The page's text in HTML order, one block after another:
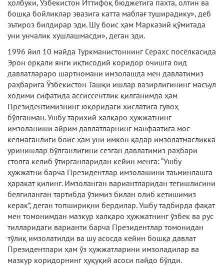
ҳолбуки, Ўзбекистон Иттифоқ бюджетига пахта, олтин ва
бошқа бойликлар эвазига катта маблағ туширадику», деб
эътироз билдирар эди. Шу боис ҳам Марказий қўмитада
уни унчалик хушлашмасди», деган эди.
1996 йил 10 майда Туркманистоннинг Серахс посёлкасида
Эрон орқали янги иқтисодий коридор очишга оид
давлатлараро шартномани имзолашда мен давлатимиз
раҳбарига Ўзбекистон Ташқи ишлар вазирлигининг масъул
ходими сифатида ассиссентлик қилганимда ҳам
Президентимизнинг юқоридаги хислатига гувоҳ
бўлганман. Ушбу тарихий халқаро ҳужжатнинг
имзоланиши айрим давлатларнинг манфаатига мос
келмаганлиги боис ҳам уни имкон қадар имзолатмасликка
уринишлар бўлганлигини сезган давлатимиз раҳбари
столга келиб ўтирганларидан кейин менга: “Ушбу
ҳужжатни барча Президентлар имзолашини таъминлашга
ҳаракат қилинг. Имзоланган вариантларидан тегишлисини
белгиланган тартибда ўзимиз билан олиб кетишимиз
керак”, деган топшириқни бердилар. Ушбу тадбирда фақат
мен томонимдан мазкур халқаро ҳужжатнинг ўзбек ва рус
тилларидаги варианти барча Президентлар томонидан
тўлиқ имзолатилди ва шу асосда кейин бошқа давлат
Президентлари ҳам ўз ҳужжатларини имзоладилар ва
мазкур коридорнинг ҳуқуқий асоси пайдо бўлди.